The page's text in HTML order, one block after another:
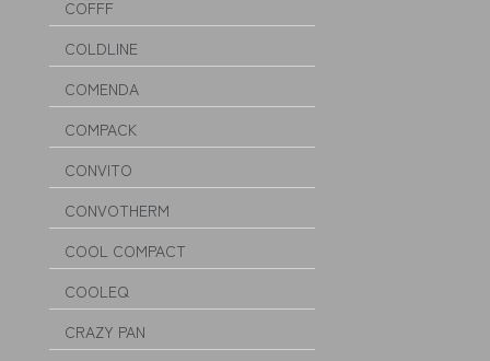
COFFF
COLDLINE
COMENDA
COMPACK
CONVITO
CONVOTHERM
COOL COMPACT
COOLEQ
CRAZY PAN